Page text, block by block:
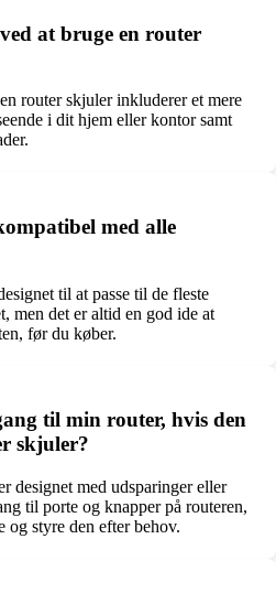
at bruge en router
router skjuler inkluderer et mere
i dit hjem eller kontor samt
med alle
til at passe til de fleste
men det er altid en god ide at
før du køber.
til min router, hvis den
skjuler?
designet med udsparinger eller
til porte og knapper på routeren,
og styre den efter behov.